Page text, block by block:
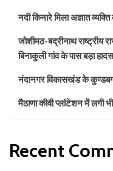
नदी किनारे मिला अज्ञात
जोशीमठ-बद्रीनाथ राष्ट्रीय
बिनाकुली गांव के पास बड़ा
नंदानगर विकासखंड के
मैठाणा कीवी प्लांटेशन में लगी
Recent